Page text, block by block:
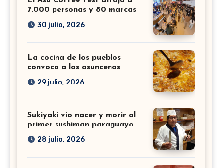
7.000 personas y 80 marcas
30 julio, 2026
La cocina de los pueblos
convoca a los asuncenos
29 julio, 2026
Sukiyaki vio nacer y morir al
primer sushiman paraguayo
28 julio, 2026